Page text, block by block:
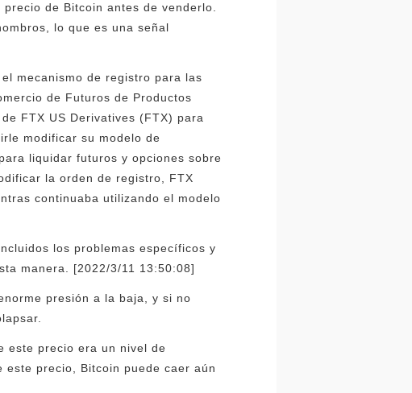
de Bitcoin antes de venderlo.
lo que es una señal
mecanismo de registro para las
de Futuros de Productos
FTX US Derivatives (FTX) para
modificar su modelo de
liquidar futuros y opciones sobre
la orden de registro, FTX
continuaba utilizando el modelo
los problemas específicos y
manera. [2022/3/11 13:50:08]
presión a la baja, y si no
este precio era un nivel de
precio, Bitcoin puede caer aún